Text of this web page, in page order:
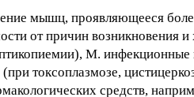
мышц, проявляющееся
от причин возникновения
М.
токсоплазмозе,
средств,